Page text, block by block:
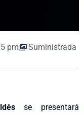
pm Suministrada
se presentará